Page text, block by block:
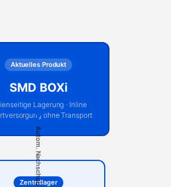
Aktuelles Produkt
SMD BOXi
Lagerung · Inline
ohne Transport
↔
Autom. Nachschub
Zentrallager